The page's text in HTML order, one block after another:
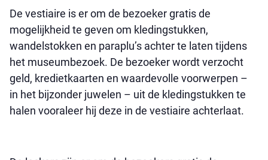
De vestiaire is er om de bezoeker gratis de
mogelijkheid te geven om kledingstukken,
wandelstokken en paraplu’s achter te laten tijdens
het museumbezoek. De bezoeker wordt verzocht
geld, kredietkaarten en waardevolle voorwerpen –
in het bijzonder juwelen – uit de kledingstukken te
halen vooraleer hij deze in de vestiaire achterlaat.